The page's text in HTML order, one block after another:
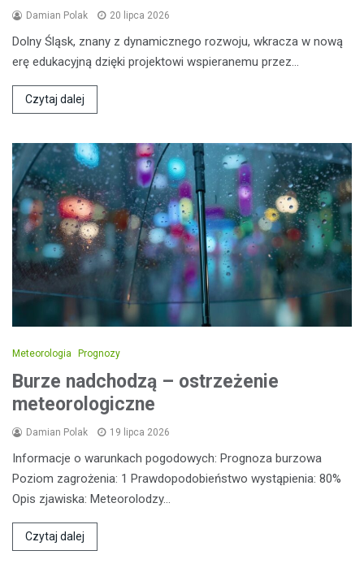
Damian Polak 20 lipca 2026
Dolny Śląsk, znany z dynamicznego rozwoju, wkracza w nową
erę edukacyjną dzięki projektowi wspieranemu przez…
Czytaj dalej
Meteorologia Prognozy
Burze nadchodzą – ostrzeżenie
meteorologiczne
Damian Polak 19 lipca 2026
Informacje o warunkach pogodowych: Prognoza burzowa
Poziom zagrożenia: 1 Prawdopodobieństwo wystąpienia: 80%
Opis zjawiska: Meteorolodzy…
Czytaj dalej